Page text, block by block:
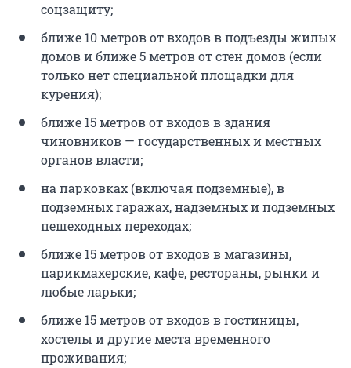
соцзащиту;
ближе 10 метров от входов в подъезды жилых
домов и ближе 5 метров от стен домов (если
только нет специальной площадки для
курения);
ближе 15 метров от входов в здания
чиновников — государственных и местных
органов власти;
на парковках (включая подземные), в
подземных гаражах, надземных и подземных
пешеходных переходах;
ближе 15 метров от входов в магазины,
парикмахерские, кафе, рестораны, рынки и
любые ларьки;
ближе 15 метров от входов в гостиницы,
хостелы и другие места временного
проживания;